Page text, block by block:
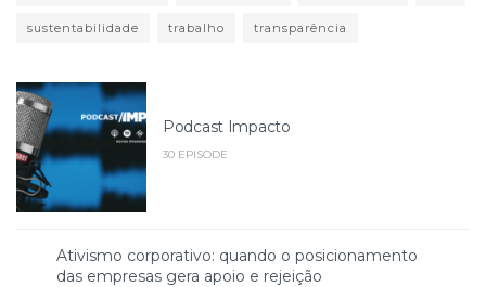
sustentabilidade trabalho transparência
Podcast Impacto
30 EPISODE
Ativismo corporativo: quando o posicionamento
das empresas gera apoio e rejeição